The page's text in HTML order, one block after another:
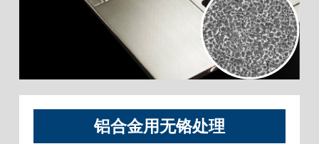
铝合金用无铬处理